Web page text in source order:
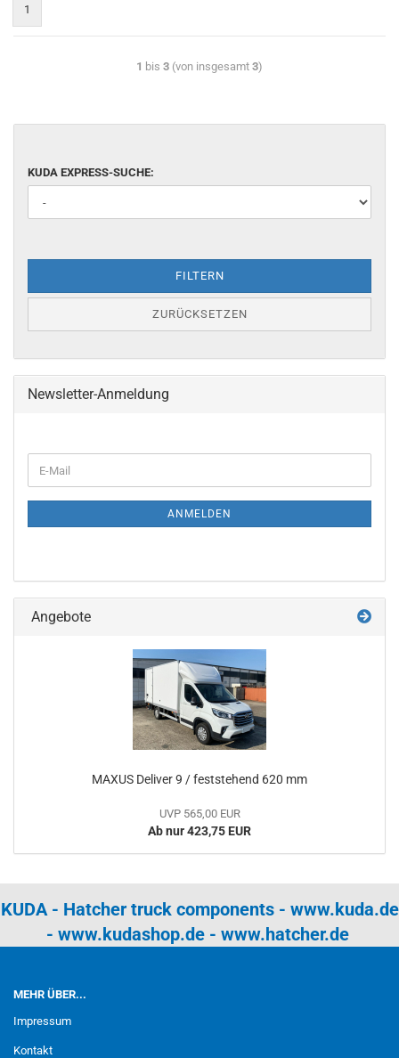
1
1 bis 3 (von insgesamt 3)
KUDA EXPRESS-SUCHE:
FILTERN
ZURÜCKSETZEN
Newsletter-Anmeldung
ANMELDEN
Angebote
MAXUS Deliver 9 / feststehend 620 mm
UVP 565,00 EUR
Ab nur 423,75 EUR
KUDA - Hatcher truck components - www.kuda.de
- www.kudashop.de- www.hatcher.de
MEHR ÜBER...
Impressum
Kontakt